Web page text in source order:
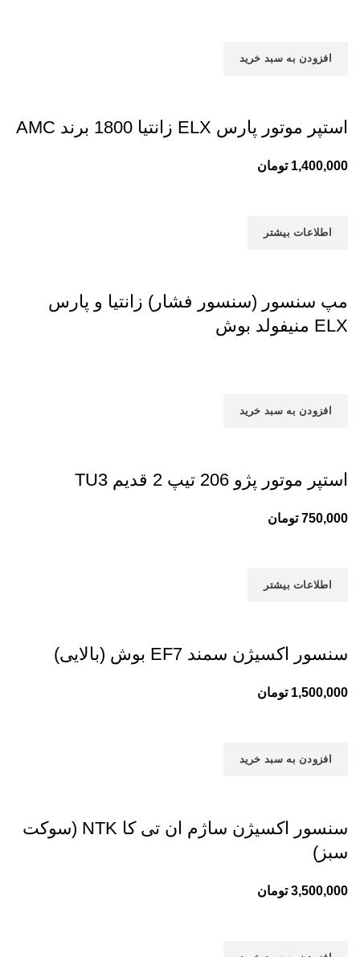
افزودن به سبد خرید
استپر موتور پارس ELX زانتیا 1800 برند AMC
1,400,000 تومان
اطلاعات بیشتر
مپ سنسور (سنسور فشار) زانتیا و پارس
ELX منیفولد بوش
افزودن به سبد خرید
استپر موتور پژو 206 تیپ 2 قدیم TU3
750,000 تومان
اطلاعات بیشتر
سنسور اکسیژن سمند EF7 بوش (بالایی)
1,500,000 تومان
افزودن به سبد خرید
سنسور اکسیژن ساژم ان تی کا NTK (سوکت
سبز)
3,500,000 تومان